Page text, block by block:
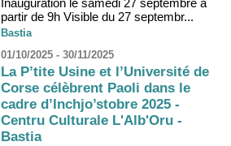
Inauguration le samedi 27 septembre à
partir de 9h Visible du 27 septembr...
Bastia
01/10/2025 - 30/11/2025
La P’tite Usine et l’Université de
Corse célèbrent Paoli dans le
cadre d’Inchjo’stobre 2025 -
Centru Culturale L'Alb'Oru -
Bastia